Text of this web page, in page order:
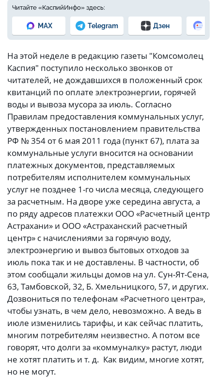
Читайте «КаспийИнфо» здесь:
MAX Telegram Дзен
На этой неделе в редакцию газеты "Комсомолец
Каспия" поступило несколько звонков от
читателей, не дождавшихся в положенный срок
квитанций по оплате электроэнергии, горячей
воды и вывоза мусора за июль. Согласно
Правилам предоставления коммунальных услуг,
утвержденных постановлением правительства
РФ № 354 от 6 мая 2011 года (пункт 67), плата за
коммунальные услуги вносится на основании
платежных документов, представляемых
потребителям исполнителем коммунальных
услуг не позднее 1-го числа месяца, следующего
за расчетным. На дворе уже середина августа, а
по ряду адресов платежки ООО «Расчетный центр
Астрахани» и ООО «Астраханский расчетный
центр» с начислениями за горячую воду,
электроэнергию и вывоз бытовых отходов за
июль пока так и не доставлены. В частности, об
этом сообщали жильцы домов на ул. Сун-Ят-Сена,
63, Тамбовской, 32, Б. Хмельницкого, 57, и других.
Дозвониться по телефонам «Расчетного центра»,
чтобы узнать, в чем дело, невозможно. А ведь в
июле изменились тарифы, и как сейчас платить,
многим потребителям неизвестно. А потом все
говорят, что долги за «коммуналку» растут, люди
не хотят платить и т. д. Как видим, многие хотят,
но не могут.